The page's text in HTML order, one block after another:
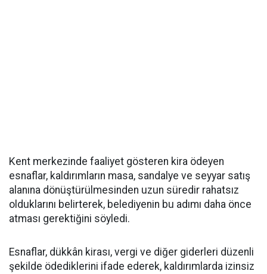
Kent merkezinde faaliyet gösteren kira ödeyen
esnaflar, kaldırımların masa, sandalye ve seyyar satış
alanına dönüştürülmesinden uzun süredir rahatsız
olduklarını belirterek, belediyenin bu adımı daha önce
atması gerektiğini söyledi.
Esnaflar, dükkân kirası, vergi ve diğer giderleri düzenli
şekilde ödediklerini ifade ederek, kaldırımlarda izinsiz